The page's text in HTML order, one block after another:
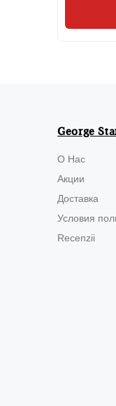
George
О Нас
Акции
Доставка
Условия
Recenzii